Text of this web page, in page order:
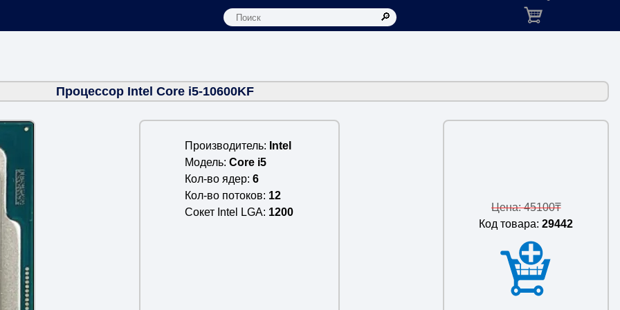
Корзина: товаров в
Процессор Intel Core i5-10600KF
Производитель
Intel
Модель Core i5
Кол-во ядер 6
Кол-во потоков 12
Сокет Intel LGA 1200
Цена: 45100₸
Код товара: 29442